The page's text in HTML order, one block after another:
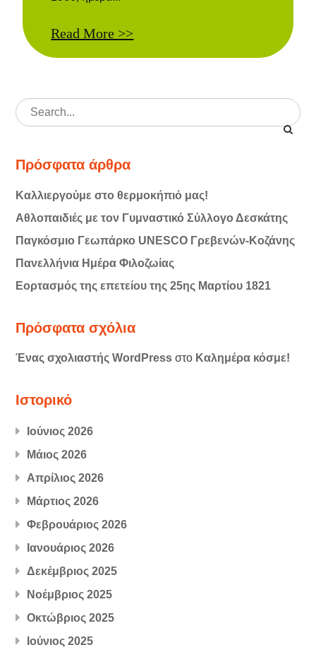
Read More >>
Search
for:
Πρόσφατα άρθρα
Καλλιεργούμε στο θερμοκήπιό μας!
Αθλοπαιδιές με τον Γυμναστικό Σύλλογο Δεσκάτης
Παγκόσμιο Γεωπάρκο UNESCO Γρεβενών-Κοζάνης
Πανελλήνια Ημέρα Φιλοζωίας
Εορτασμός της επετείου της 25ης Μαρτίου 1821
Πρόσφατα σχόλια
Ένας σχολιαστής WordPress στο Καλημέρα κόσμε!
Ιστορικό
Ιούνιος 2026
Μάιος 2026
Απρίλιος 2026
Μάρτιος 2026
Φεβρουάριος 2026
Ιανουάριος 2026
Δεκέμβριος 2025
Νοέμβριος 2025
Οκτώβριος 2025
Ιούνιος 2025